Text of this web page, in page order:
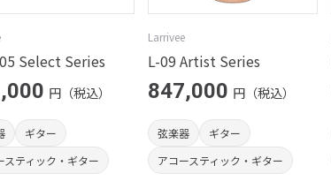
Select Series
円（税込）
ギター
スティック・ギター
Larrivee
L-09 Artist Series
847,000 円（税込）
弦楽器
ギター
アコースティック・ギター